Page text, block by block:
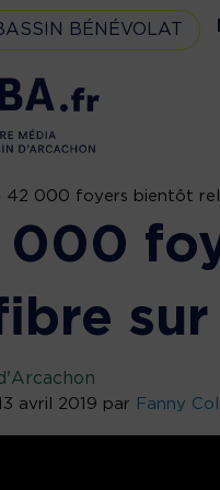
BÉNÉVOLAT
42 000 foyers bientôt
000
avril 2019 par Fanny